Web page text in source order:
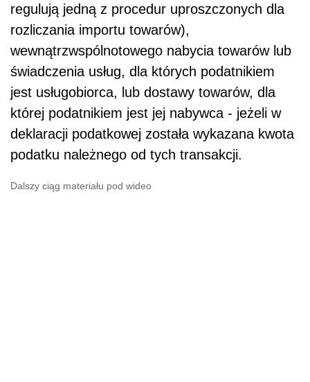
regulują jedną z procedur uproszczonych dla
rozliczania importu towarów),
wewnątrzwspólnotowego nabycia towarów lub
świadczenia usług, dla których podatnikiem
jest usługobiorca, lub dostawy towarów, dla
której podatnikiem jest jej nabywca - jeżeli w
deklaracji podatkowej została wykazana kwota
podatku należnego od tych transakcji.
Dalszy ciąg materiału pod wideo